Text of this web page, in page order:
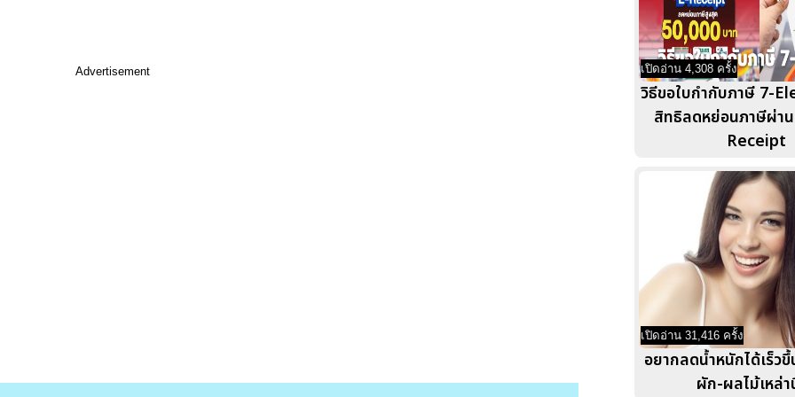
Advertisement เปิดอ่าน 4,308 ครั้ง
วิธีขอใบกำกับภาษี 7-
สิทธิลดหย่อนภาษีผ่า
Receipt
เปิดอ่าน 31,416 ครั้ง
อยากลดน้ำหนักได้เร็ว
ผัก-ผลไม้เหล่า